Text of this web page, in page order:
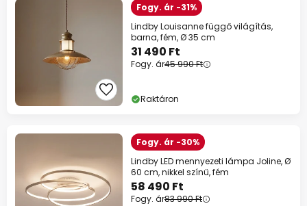
Fogy. ár -31%
Lindby Louisanne függő világítás,
barna, fém, Ø 35 cm
31 490 Ft
Fogy. ár45 990 Ft
Raktáron
Fogy. ár -30%
Lindby LED mennyezeti lámpa Joline, Ø
60 cm, nikkel színű, fém
58 490 Ft
Fogy. ár83 990 Ft